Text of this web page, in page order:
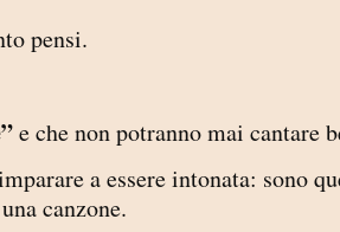
pensi.
e che non potranno mai cantare
a essere intonata: sono
canzone.